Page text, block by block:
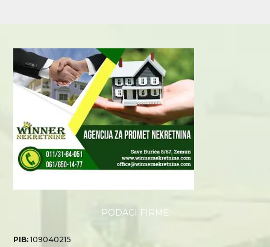
PODACI FIRME
PIB:109040215